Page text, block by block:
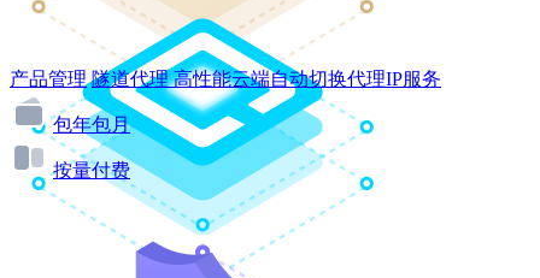
产品管理 隧道代理 高性能云端自动切换代理IP服务
包年包月
按量付费